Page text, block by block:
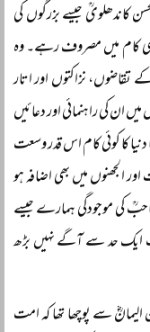
کاندھلویؒ جیسے بزرگوں کی
کام میں مصروف رہے۔ وہ
تقاضوں، نزاکتوں اور اتار
ان کی راہنمائی اور دعائیں
کا کوئی کام اس قدر وسعت
الجھنوں میں بھی اضافہ ہو
کی موجودگی ہمارے جیسے
ایک حد سے آگے نہیں بڑھ
سے پوچھا تھا کہ امت